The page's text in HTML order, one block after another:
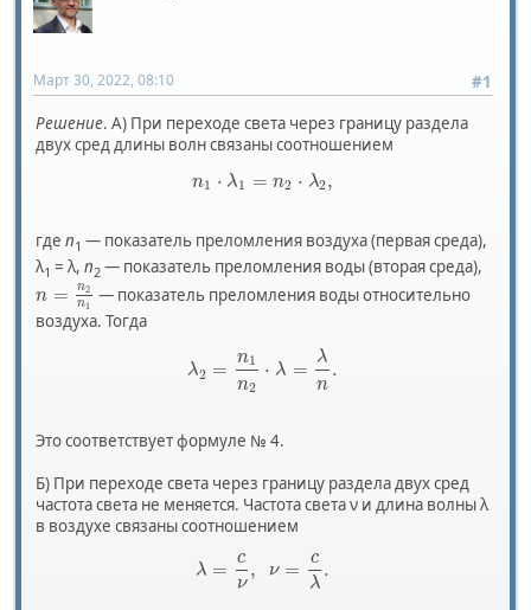
#1
Март 30, 2022, 08:10
Решение. А) При переходе света через границу раздела
двух сред длины волн связаны соотношением
n1 ⋅ λ1 = n2 ⋅ λ2,
где n1 — показатель преломления воздуха (первая среда),
λ1 = λ, n2 — показатель преломления воды (вторая среда),
n = n2
n1
— показатель преломления воды относительно
воздуха. Тогда
λ2 =
n1
n2
⋅ λ =
λ
n
.
Это соответствует формуле № 4.
Б) При переходе света через границу раздела двух сред
частота света не меняется. Частота света ν и длина волны λ
в воздухе связаны соотношением
λ =
c
ν
, ν =
c
λ
.